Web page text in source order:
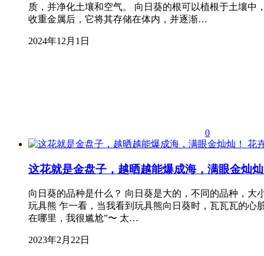
质，并净化土壤和空气。 向日葵的根可以植根于土壤
收重金属后，它将其存储在体内，并逐渐…
2024年12月1日
0
花
这花就是金盘子，越晒越能爆成海，满眼金灿
向日葵的品种是什么？ 向日葵是大的，不同的品种，大
玩具熊 乍一看，当我看到玩具熊向日葵时，瓦瓦瓦的心
在哪里，我很尴尬”〜 太…
2023年2月22日